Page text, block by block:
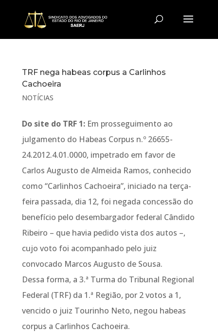
TRF nega habeas corpus a Carlinhos
Cachoeira
NOTÍCIAS
Do site do TRF 1: Em prosseguimento ao
julgamento do Habeas Corpus n.º 26655-
24.2012.4.01.0000, impetrado em favor de
Carlos Augusto de Almeida Ramos, conhecido
como “Carlinhos Cachoeira”, iniciado na terça-
feira passada, dia 12, foi negada concessão do
benefício pelo desembargador federal Cândido
Ribeiro – que havia pedido vista dos autos –,
cujo voto foi acompanhado pelo juiz
convocado Marcos Augusto de Sousa.
Dessa forma, a 3.ª Turma do Tribunal Regional
Federal (TRF) da 1.ª Região, por 2 votos a 1,
vencido o juiz Tourinho Neto, negou habeas
corpus a Carlinhos Cachoeira.